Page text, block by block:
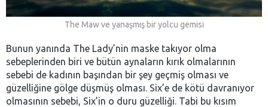
The Maw ve yanaşmış bir yolcu gemisi
Bunun yanında The Lady’nin maske takıyor olma
sebeplerinden biri ve bütün aynaların kırık olmalarının
sebebi de kadının başından bir şey geçmiş olması ve
güzelliğine gölge düşmüş olması. Six’e de kötü davranıyor
olmasının sebebi, Six’in o duru güzelliği. Tabi bu kısım